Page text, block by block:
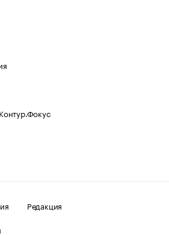
Редакция